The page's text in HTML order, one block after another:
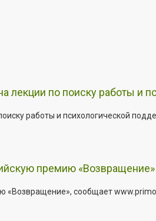
лекции по поиску работы и
работы и психологической
премию «Возвращение»
сообщает